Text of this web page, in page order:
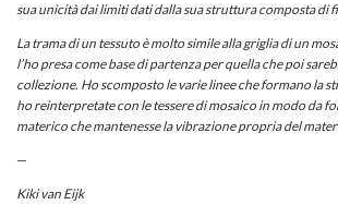
sua unicità dai limiti dati dalla sua struttura composta di
La trama di un tessuto è molto simile alla griglia di un
l’ho presa come base di partenza per quella che poi
collezione. Ho scomposto le varie linee che formano la
ho reinterpretate con le tessere di mosaico in modo da
materico che mantenesse la vibrazione propria del
—
Kiki van Eijk